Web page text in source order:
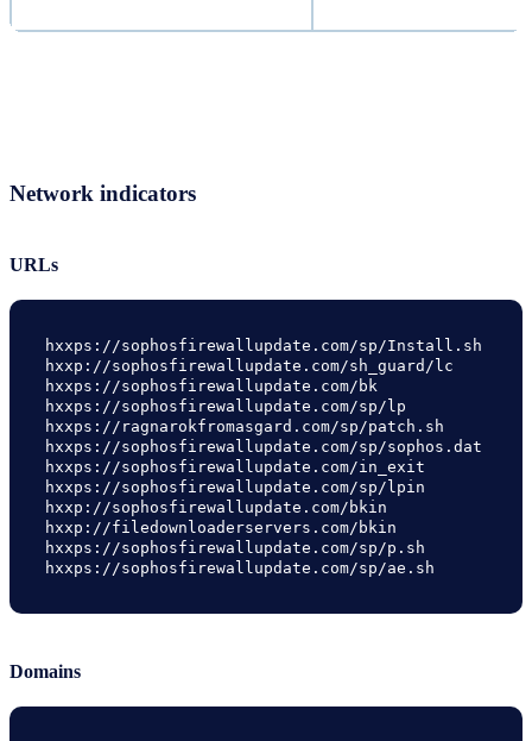
Network indicators
URLs
hxxps://sophosfirewallupdate.com/sp/Install.sh
hxxp://sophosfirewallupdate.com/sh_guard/lc
hxxps://sophosfirewallupdate.com/bk
hxxps://sophosfirewallupdate.com/sp/lp
hxxps://ragnarokfromasgard.com/sp/patch.sh
hxxps://sophosfirewallupdate.com/sp/sophos.dat
hxxps://sophosfirewallupdate.com/in_exit
hxxps://sophosfirewallupdate.com/sp/lpin
hxxp://sophosfirewallupdate.com/bkin
hxxp://filedownloaderservers.com/bkin
hxxps://sophosfirewallupdate.com/sp/p.sh
hxxps://sophosfirewallupdate.com/sp/ae.sh
Domains